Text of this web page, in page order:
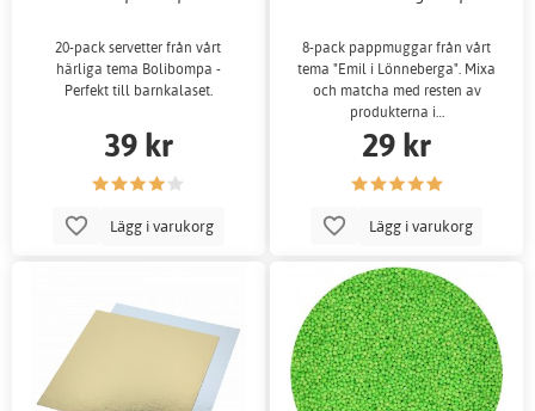
20-pack servetter från vårt
härliga tema Bolibompa -
Perfekt till barnkalaset.
39 kr
Lägg i varukorg
8-pack pappmuggar från vårt
tema "Emil i Lönneberga". Mixa
och matcha med resten av
produkterna i…
29 kr
Lägg i varukorg